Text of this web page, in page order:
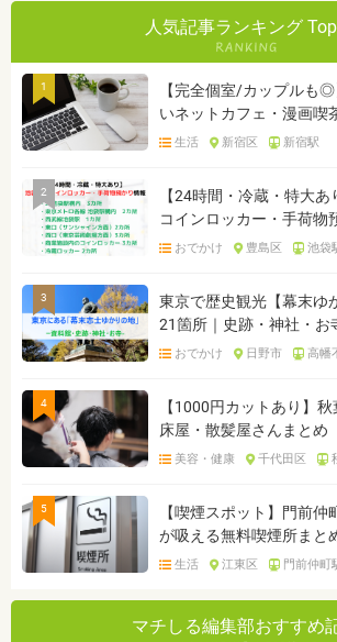
人気記事ランキング
1
【完全個室/カップルも
いネットカフェ・漫画喫
生活 新宿区 新宿駅
2
【24時間・冷蔵・特大
コインロッカー・手荷物
おでかけ 豊島区 池袋
3
東京で歴史観光【幕末ゆ
21箇所｜史跡・神社・お
おでかけ 日野市 高幡
4
【1000円カットあり】
床屋・散髪屋さんまとめ
美容・健康 千代田区
5
【喫煙スポット】門前仲
が吸える無料喫煙所まと
生活 江東区 門前仲町
マチしる編集部おすすめ